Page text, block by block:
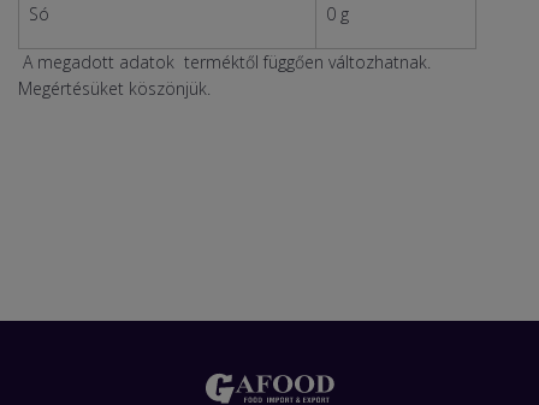
Só 0 g
A megadott adatok terméktől függően változhatnak.
Megértésüket köszönjük.